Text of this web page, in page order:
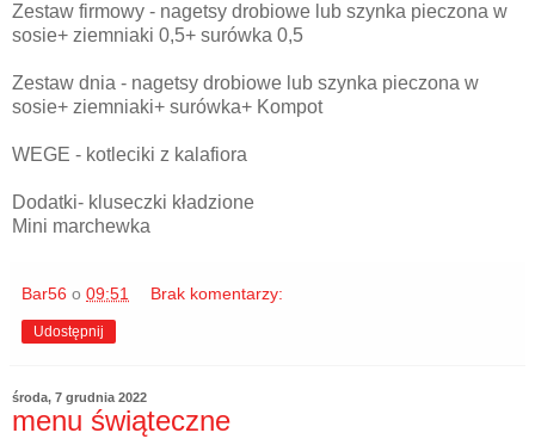
Zestaw firmowy - nagetsy drobiowe lub szynka pieczona w
sosie+ ziemniaki 0,5+ surówka 0,5
Zestaw dnia - nagetsy drobiowe lub szynka pieczona w
sosie+ ziemniaki+ surówka+ Kompot
WEGE - kotleciki z kalafiora
Dodatki- kluseczki kładzione
Mini marchewka
Bar56 o 09:51 Brak komentarzy:
Udostępnij
środa, 7 grudnia 2022
menu świąteczne